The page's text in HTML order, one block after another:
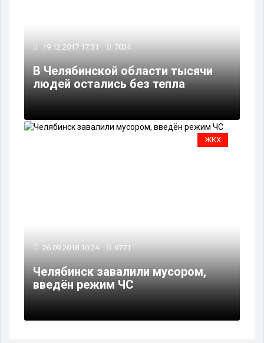
19.12.2017 17:31 7034
В Челябинской области тысячи
людей остались без тепла
ЖКХ
26.09.2018 10:24 9771
Челябинск завалили мусором,
введён режим ЧС